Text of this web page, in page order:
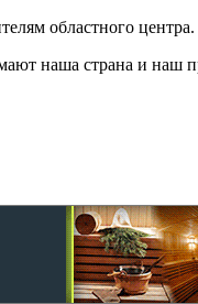
областного центра.